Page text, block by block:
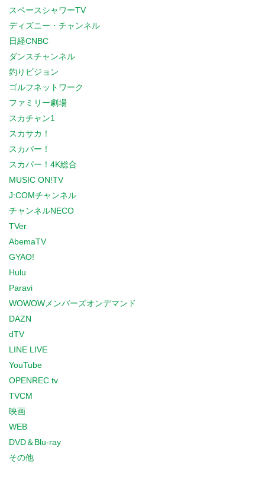
スペースシャワーTV
ディズニー・チャンネル
日経CNBC
ダンスチャンネル
釣りビジョン
ゴルフネットワーク
ファミリー劇場
スカチャン1
スカサカ！
スカパー！
スカパー！4K総合
MUSIC ON!TV
J:COMチャンネル
チャンネルNECO
TVer
AbemaTV
GYAO!
Hulu
Paravi
WOWOWメンバーズオンデマンド
DAZN
dTV
LINE LIVE
YouTube
OPENREC.tv
TVCM
映画
WEB
DVD＆Blu-ray
その他